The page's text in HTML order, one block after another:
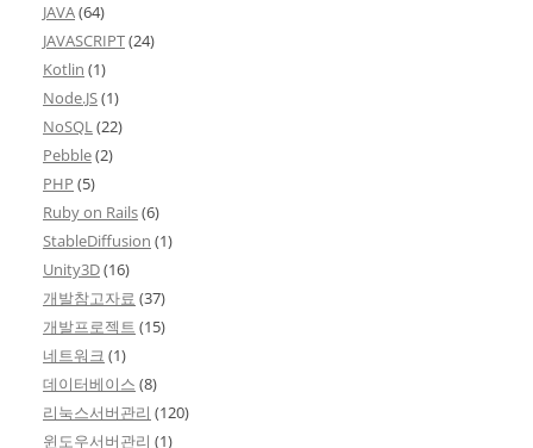
JAVA(64)
JAVASCRIPT(24)
Kotlin (1)
Node.JS(1)
NoSQL(22)
Pebble(2)
PHP (5)
Ruby on Rails(6)
StableDiffusion (1)
Unity3D(16)
개발참고자료 (37)
개발프로젝트 (15)
네트워크 (1)
데이터베이스 (8)
리눅스서버관리 (120)
윈도우서버관리 (1)